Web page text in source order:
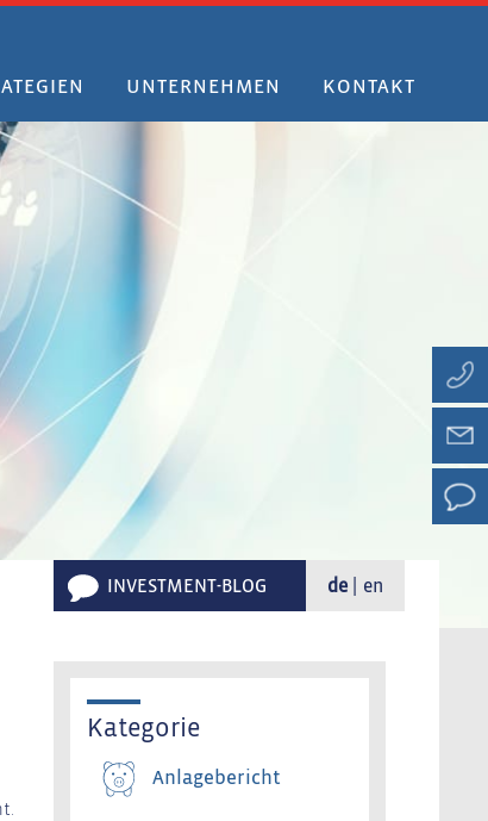
UNTERNEHMEN KONTAKT
INVESTMENT-BLOG de en
Kategorie
Anlagebericht